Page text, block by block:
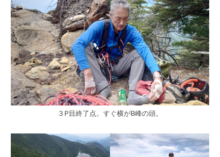
３P目終了点。すぐ横がB峰の頭。